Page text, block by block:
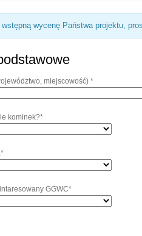
wycenę Państwa projektu,
miejscowość) *
kominek?*
GGWC*